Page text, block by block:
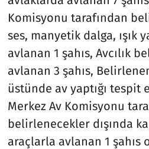
Komisyonu tarafından
ses, manyetik dalga, ışık
avlanan 1 şahıs, Avcılık
avlanan 3 şahıs,
üstünde av yaptığı tespit
Merkez Av Komisyonu
belirlenecekler dışında
araçlarla avlanan 1 şahıs
Televizyon